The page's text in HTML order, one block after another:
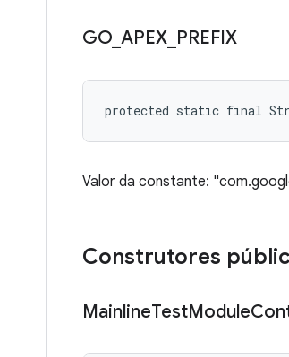
GO APEX PREFIX
protected static final
Valor da constante:
Construtores
MainlineTestModule